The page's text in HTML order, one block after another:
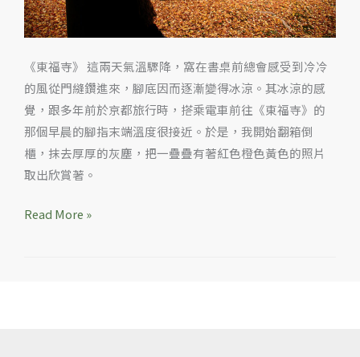
《東福寺》 這兩天氣溫驟降，窩在書桌前總會感受到冷冷
的風從門縫鑽進來，腳底因而逐漸變得冰涼。其冰涼的感
覺，跟多年前於京都旅行時，搭乘電車前往《東福寺》的
那個早晨的腳指末端溫度很接近。於是，我開始翻箱倒
櫃，抹去厚厚的灰塵，把一疊疊有著紅色橙色黃色的照片
取出欣賞著。
寺‧
濃
的
秋
意
Read More »